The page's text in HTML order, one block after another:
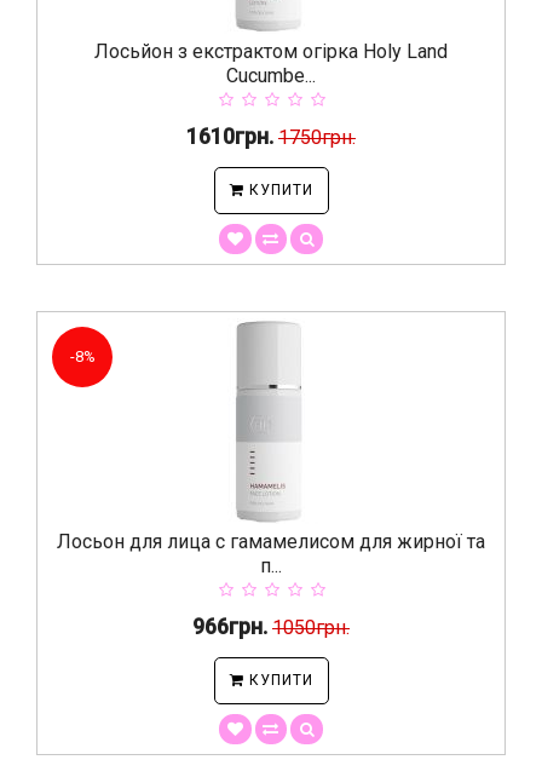
Лосьйон з екстрактом огірка Holy Land
Cucumbe...
1610грн. 1750грн.
КУПИТИ
-8%
Лосьон для лица с гамамелисом для жирної та
п...
966грн. 1050грн.
КУПИТИ